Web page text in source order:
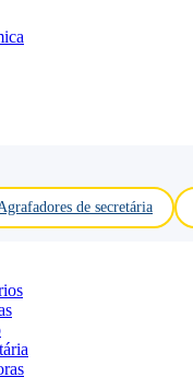
de secretária